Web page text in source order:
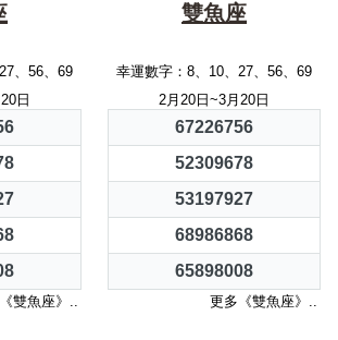
、56、69
日
雙魚座》..
雙魚座
幸運數字：8、10、27、56、69
2月20日~3月20日
67226756
52309678
53197927
68986868
65898008
更多《雙魚座》..